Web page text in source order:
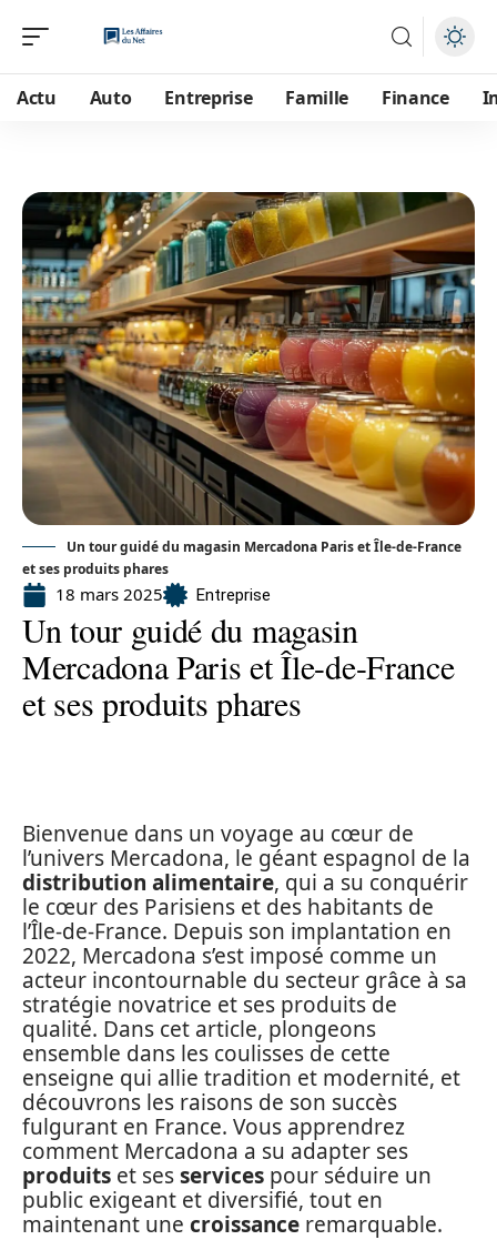
Actu Auto Entreprise Famille Finance
Un tour guidé du magasin Mercadona Paris et Île-de-France
et ses produits phares
18 mars 2025 Entreprise
Un tour guidé du magasin
Mercadona Paris et Île-de-France
et ses produits phares
Bienvenue dans un voyage au cœur de
l’univers Mercadona, le géant espagnol de la
distribution alimentaire, qui a su conquérir
le cœur des Parisiens et des habitants de
l’Île-de-France. Depuis son implantation en
2022, Mercadona s’est imposé comme un
acteur incontournable du secteur grâce à sa
stratégie novatrice et ses produits de
qualité. Dans cet article, plongeons
ensemble dans les coulisses de cette
enseigne qui allie tradition et modernité, et
découvrons les raisons de son succès
fulgurant en France. Vous apprendrez
comment Mercadona a su adapter ses
produits et sesservices pour séduire un
public exigeant et diversifié, tout en
maintenant une croissance remarquable.